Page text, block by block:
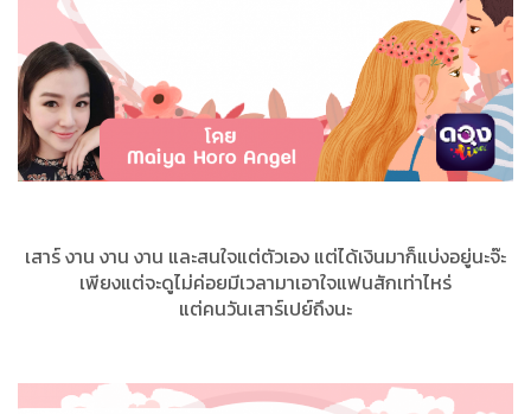
เสาร์ งาน งาน งาน และสนใจแต่ตัวเอง แต่ได้เงินมาก็แบ่งอยู่นะจ๊ะ
เพียงแต่จะดูไม่ค่อยมีเวลามาเอาใจแฟนสักเท่าไหร่
แต่คนวันเสาร์เปย์ถึงนะ